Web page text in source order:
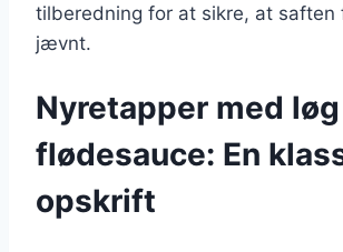
tilberedning for at sikre, at saften
jævnt.
Nyretapper med
flødesauce: En
opskrift